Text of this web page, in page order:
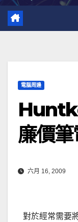
電腦周邊
廉價
六月 16, 2009
對於經常需要